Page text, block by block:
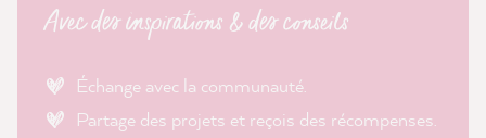
Avec des inspirations & des conseils
Échange avec la communauté.
Partage des projets et reçois des récompenses.